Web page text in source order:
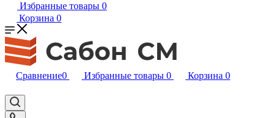
Избранные товары 0
Корзина 0
Сравнение0 Избранные товары 0 Корзина 0